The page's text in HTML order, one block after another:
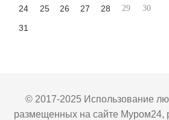
24 25 26 27 28 29 30
31
© 2017-2025 Использование
размещенных на сайте Муром24,